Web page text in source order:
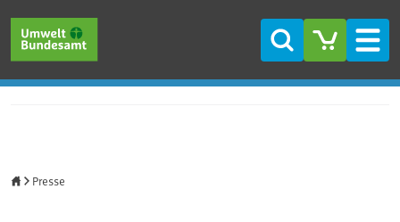
Suche
Presse